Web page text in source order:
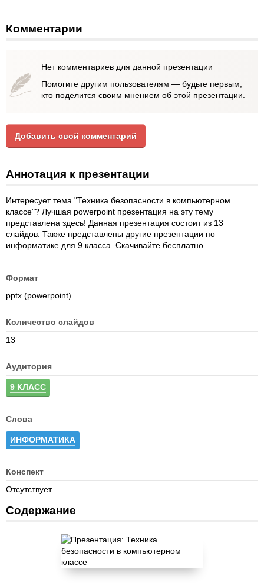
Комментарии
Нет комментариев для данной презентации
Помогите другим пользователям — будьте первым,
кто поделится своим мнением об этой презентации.
Добавить свой комментарий
Аннотация к презентации
Интересует тема "Техника безопасности в компьютерном
классе"? Лучшая powerpoint презентация на эту тему
представлена здесь! Данная презентация состоит из 13
слайдов. Также представлены другие презентации по
информатике для 9 класса. Скачивайте бесплатно.
Формат
pptx (powerpoint)
Количество слайдов
13
Аудитория
9 КЛАСС
Слова
ИНФОРМАТИКА
Конспект
Отсутствует
Содержание